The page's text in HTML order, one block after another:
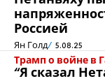
Россией
Ян Голд 5.08.25
Трамп о войне в
“Я сказал